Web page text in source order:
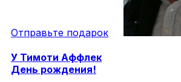
Отправьте подарок
У Тимоти Аффлек
День рождения!